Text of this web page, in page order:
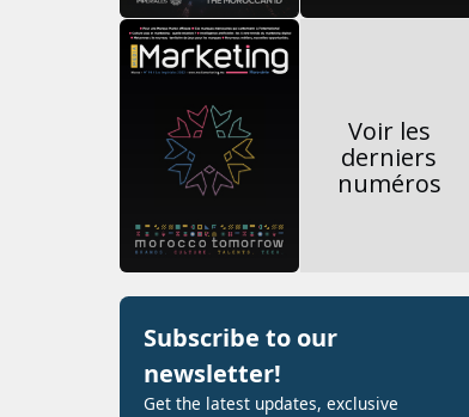
Voir les
derniers
numéros